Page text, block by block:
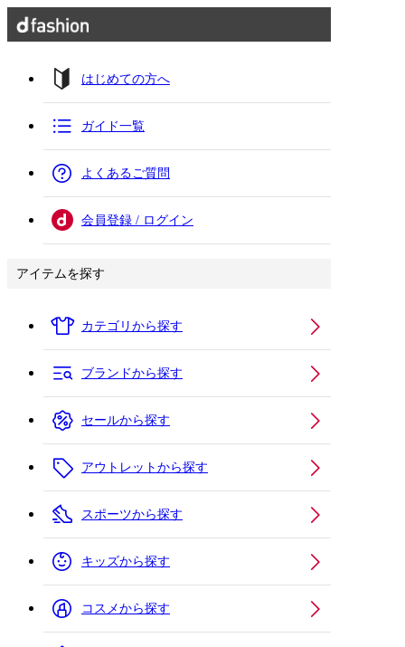
はじめての方へ
ガイド一覧
よくあるご質問
会員登録 / ログイン
アイテムを探す
カテゴリから探す
ブランドから探す
セールから探す
アウトレットから探す
スポーツから探す
キッズから探す
コスメから探す